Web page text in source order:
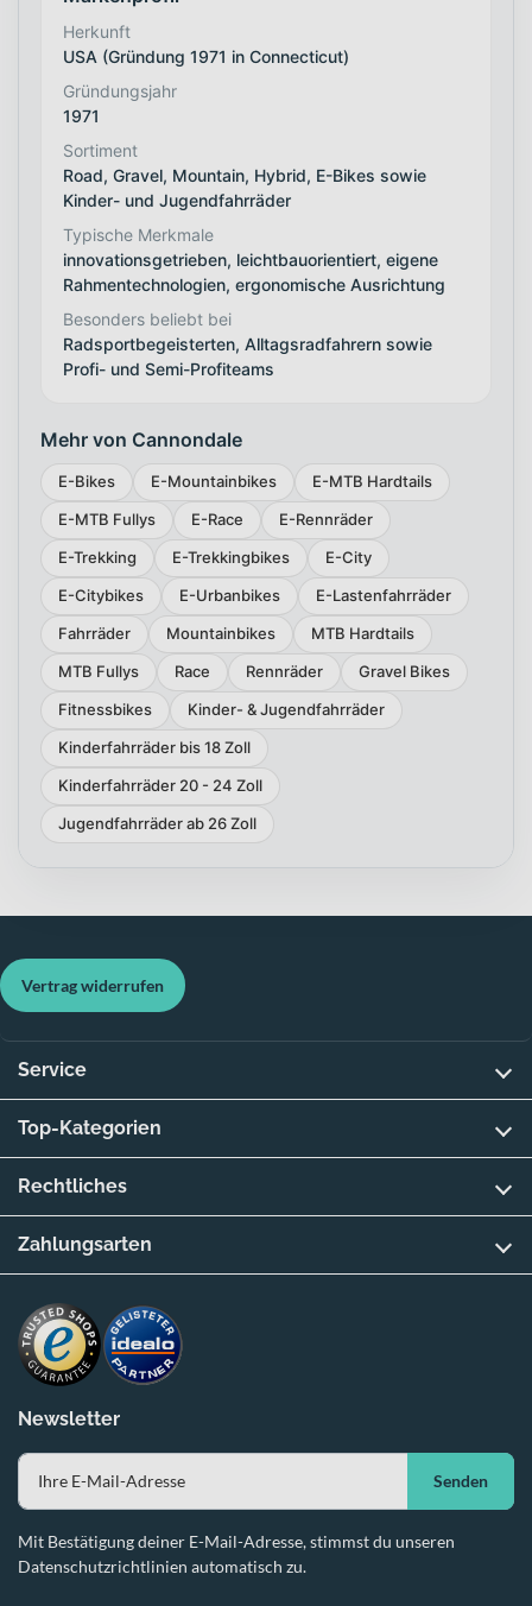
Herkunft
USA (Gründung 1971 in Connecticut)
Gründungsjahr
1971
Sortiment
Road, Gravel, Mountain, Hybrid, E-Bikes sowie
Kinder- und Jugendfahrräder
Typische Merkmale
innovationsgetrieben, leichtbauorientiert, eigene
Rahmentechnologien, ergonomische Ausrichtung
Besonders beliebt bei
Radsportbegeisterten, Alltagsradfahrern sowie
Profi- und Semi-Profiteams
Mehr von Cannondale
E-Bikes E-Mountainbikes
E-MTB Hardtails
E-MTB Fullys
E-Race
E-Rennräder
E-Trekking
E-Trekkingbikes
E-City
E-Citybikes
E-Urbanbikes
E-Lastenfahrräder
Fahrräder
Mountainbikes
MTB Hardtails
MTB Fullys
Race Rennräder
Gravel Bikes
Fitnessbikes
Kinder- & Jugendfahrräder
Kinderfahrräder bis 18 Zoll
Kinderfahrräder 20 - 24 Zoll
Jugendfahrräder ab 26 Zoll
Newsletter
Senden
Mit Bestätigung deiner E-Mail-Adresse, stimmst du unseren
Datenschutzrichtlinien automatisch zu.
Vertrag widerrufen
Service
Top-Kategorien
Rechtliches
Zahlungsarten